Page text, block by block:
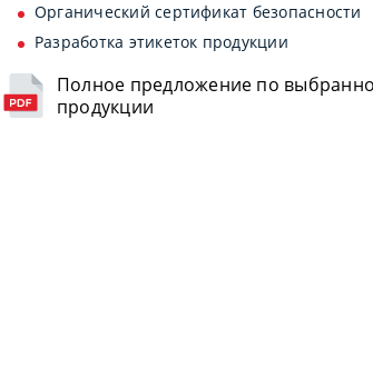
Органический сертификат безопасности
Разработка этикеток продукции
Полное предложение по
продукции